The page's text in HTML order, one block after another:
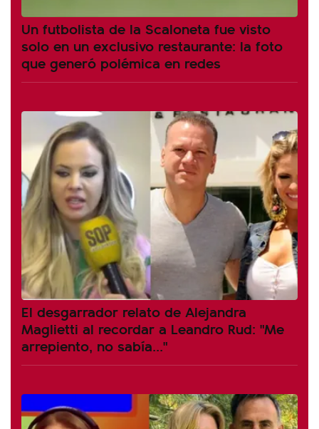
Un futbolista de la Scaloneta fue visto
solo en un exclusivo restaurante: la foto
que generó polémica en redes
El desgarrador relato de Alejandra
Maglietti al recordar a Leandro Rud: "Me
arrepiento, no sabía..."